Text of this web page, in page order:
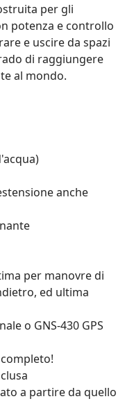
per gli
potenza e controllo
e uscire da spazi
di raggiungere
al mondo.
anche
per manovre di
ed ultima
o GNS-430 GPS
a partire da quello